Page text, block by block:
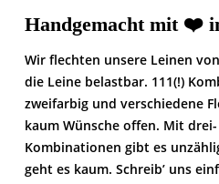
Handgemacht mit ❤️
Wir flechten unsere Leinen
die Leine belastbar. 111(!)
zweifarbig und verschiedene
kaum Wünsche offen. Mit
Kombinationen gibt es
geht es kaum. Schreib’ uns